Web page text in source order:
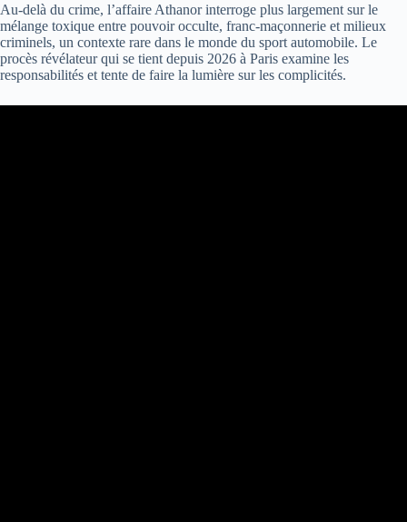
Au-delà du crime, l’affaire Athanor interroge plus largement sur le
mélange toxique entre pouvoir occulte, franc-maçonnerie et milieux
criminels, un contexte rare dans le monde du sport automobile. Le
procès révélateur qui se tient depuis 2026 à Paris examine les
responsabilités et tente de faire la lumière sur les complicités.